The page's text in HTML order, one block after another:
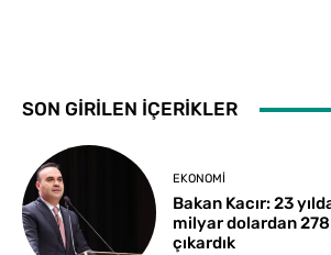
SON GİRİLEN İÇERİKLER
EKONOMI
Bakan Kacır: 23
milyar dolardan
çıkardık